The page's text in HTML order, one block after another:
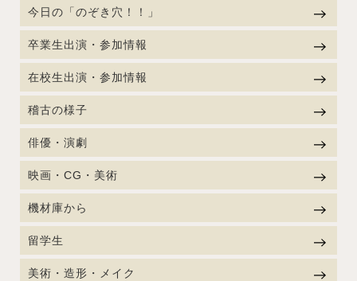
今日の「のぞき穴！！」
卒業生出演・参加情報
在校生出演・参加情報
稽古の様子
俳優・演劇
映画・CG・美術
機材庫から
留学生
美術・造形・メイク